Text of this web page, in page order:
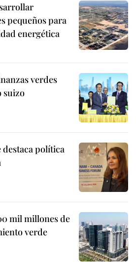
pequeños para
energética
verdes
suizo
destaca política
mil millones de
verde